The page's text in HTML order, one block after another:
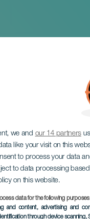
we and our 14 partners
like your visit on this
to process your data
to data processing
on this website.
data for the following
and content, advertising and
through device scanning,